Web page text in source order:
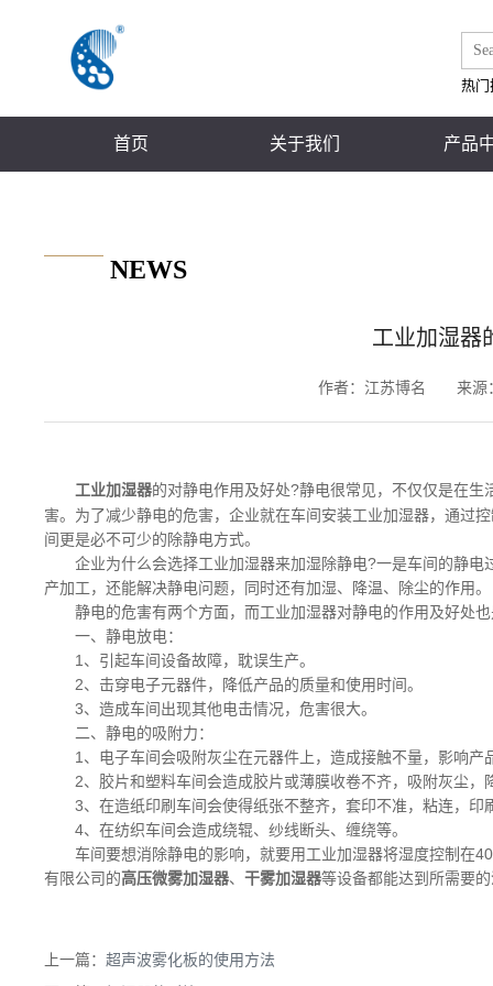
热门
首页 关于我们 产品
NEWS
工业加湿器
作者： 江苏博名 来源
工业加湿器的对静电作用及好处?静电很常见，不仅仅是在
害。为了减少静电的危害，企业就在车间安装工业加湿器，通过
间更是必不可少的除静电方式。
企业为什么会选择工业加湿器来加湿除静电?一是车间的静
产加工，还能解决静电问题，同时还有加湿、降温、除尘的作用。
静电的危害有两个方面，而工业加湿器对静电的作用及好处也
一、静电放电：
1、引起车间设备故障，耽误生产。
2、击穿电子元器件，降低产品的质量和使用时间。
3、造成车间出现其他电击情况，危害很大。
二、静电的吸附力：
1、电子车间会吸附灰尘在元器件上，造成接触不量，影响产
2、胶片和塑料车间会造成胶片或薄膜收卷不齐，吸附灰尘，
3、在造纸印刷车间会使得纸张不整齐，套印不准，粘连，印
4、在纺织车间会造成绕辊、纱线断头、缠绕等。
车间要想消除静电的影响，就要用工业加湿器将湿度控制在
有限公司的高压微雾加湿器、干雾加湿器等设备都能达到所需要
上一篇：超声波雾化板的使用方法